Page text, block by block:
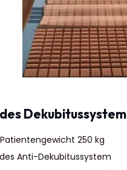
Dekubitussystem
250 kg
Anti-Dekubitussystem